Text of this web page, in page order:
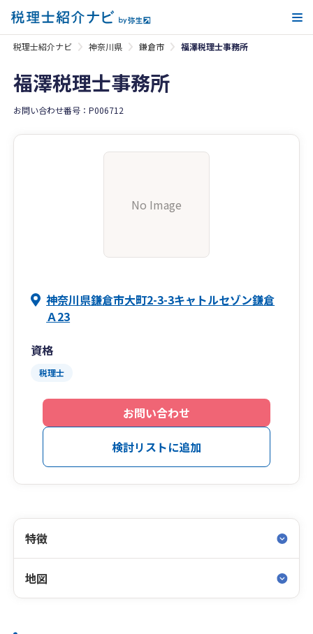
税理士紹介ナビ 神奈川県 鎌倉市 福澤税理士事務所
福澤税理士事務所
お問い合わせ番号：P006712
No Image
神奈川県鎌倉市大町2-3-3キャトルセゾン鎌倉
Ａ23
資格
税理士
お問い合わせ
検討リストに追加
特徴
地図